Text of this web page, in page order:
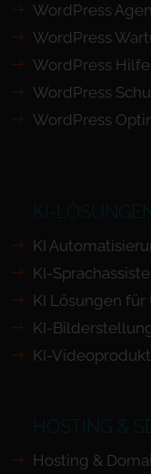
WordPress
WordPress
WordPress Hilfe
WordPress
WordPress
KI-
KI
KI-
KI Lösungen
KI-
KI-
HOSTING &
Hosting &